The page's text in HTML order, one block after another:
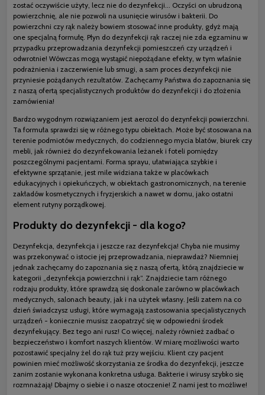
zostać oczywiście użyty, lecz nie do dezynfekcji... Oczyści on ubrudzoną
powierzchnię, ale nie pozwoli na usunięcie wirusów i bakterii. Do
powierzchni czy rąk należy bowiem stosować inne produkty, gdyż mają
one specjalną formułę. Płyn do dezynfekcji rąk raczej nie zda egzaminu w
przypadku przeprowadzania dezynfekcji pomieszczeń czy urządzeń i
odwrotnie! Wówczas mogą wystąpić niepożądane efekty, w tym właśnie
podrażnienia i zaczerwienie lub smugi, a sam proces dezynfekcji nie
przyniesie pożądanych rezultatów. Zachęcamy Państwa do zapoznania się
z naszą ofertą specjalistycznych produktów do dezynfekcji i do złożenia
zamówienia!
Bardzo wygodnym rozwiązaniem jest aerozol do dezynfekcji powierzchni.
Ta formuła sprawdzi się w różnego typu obiektach. Może być stosowana na
terenie podmiotów medycznych, do codziennego mycia blatów, biurek czy
mebli, jak również do dezynfekowania leżanek i foteli pomiędzy
poszczególnymi pacjentami. Forma sprayu, ułatwiająca szybkie i
efektywne sprzątanie, jest mile widziana także w placówkach
edukacyjnych i opiekuńczych, w obiektach gastronomicznych, na terenie
zakładów kosmetycznych i fryzjerskich a nawet w domu, jako ostatni
element rutyny porządkowej.
Produkty do dezynfekcji - dla kogo?
Dezynfekcja, dezynfekcja i jeszcze raz dezynfekcja! Chyba nie musimy
was przekonywać o istocie jej przeprowadzania, nieprawdaż? Niemniej
jednak zachęcamy do zapoznania się z naszą ofertą, którą znajdziecie w
kategorii „dezynfekcja powierzchni i rąk”. Znajdziecie tam różnego
rodzaju produkty, które sprawdzą się doskonale zarówno w placówkach
medycznych, salonach beauty, jak i na użytek własny. Jeśli zatem na co
dzień świadczysz usługi, które wymagają zastosowania specjalistycznych
urządzeń - koniecznie musisz zaopatrzyć się w odpowiedni środek
dezynfekujący. Bez tego ani rusz! Co więcej, należy również zadbać o
bezpieczeństwo i komfort naszych klientów. W miarę możliwości warto
pozostawić specjalny żel do rąk tuż przy wejściu. Klient czy pacjent
powinien mieć możliwość skorzystania ze środka do dezynfekcji, jeszcze
zanim zostanie wykonana konkretna usługa. Bakterie i wirusy szybko się
rozmnażają! Dbajmy o siebie i o nasze otoczenie! Z nami jest to możliwe!